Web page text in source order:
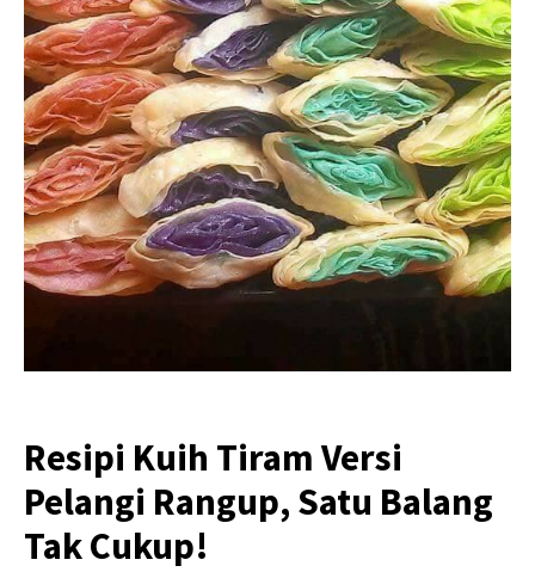
Resipi Kuih Tiram Versi
Pelangi Rangup, Satu Balang
Tak Cukup!